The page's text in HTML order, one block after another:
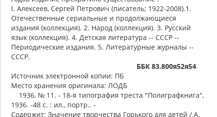
I. Алексеев, Сергей Петрович (писатель; 1922-2008).1.
Отечественные сериальные и продолжающиеся
издания (коллекция). 2. Народ (коллекция). 3. Русский
язык (коллекция). 4. Детская литература -- СССР --
Периодические издания. 5. Литературные журналы --
СССР.
ББК 83.800я52я54
Источник электронной копии: ПБ
Место хранения оригинала: ЛОДБ
1936, № 11. - 18-я типография треста "Полиграфкнига",
1936. -48 с. : ил., портр.. -
Содержит: Значение творчества Горького для детей / А.